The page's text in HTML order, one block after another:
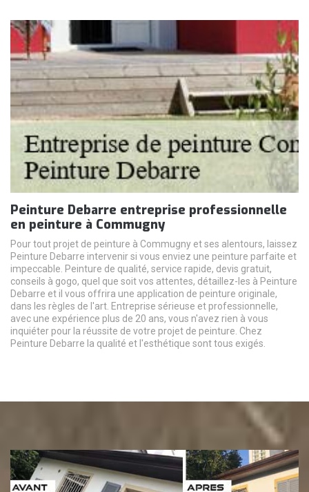
Peinture Debarre entreprise professionnelle
en peinture à Commugny
Pour tout projet de peinture à Commugny et ses alentours, laissez
Peinture Debarre intervenir si vous enviez une peinture parfaite et
impeccable. Peinture de qualité, service rapide, devis gratuit,
conseils à gogo, quel que soit vos attentes, détaillez-les à Peinture
Debarre et il vous offrira une application de peinture originale,
dans les règles de l'art. Entreprise sérieuse et professionnelle,
avec une expérience plus de 20 ans, vous n'avez rien à vous
inquiéter pour la réussite de votre projet de peinture. Chez
Peinture Debarre la qualité et l'esthétique sont tous exigés.